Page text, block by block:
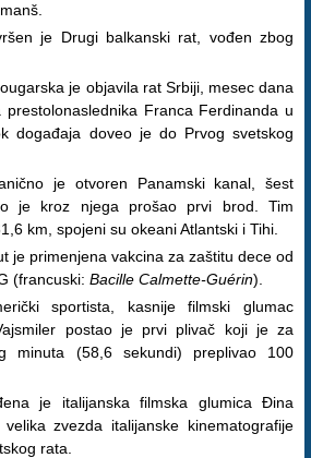
je Drugi balkanski rat, vođen zbog
je objavila rat Srbiji, mesec dana
prestolonaslednika Franca Ferdinanda u
događaja doveo je do Prvog svetskog
je otvoren Panamski kanal, šest
je kroz njega prošao prvi brod. Tim
km, spojeni su okeani Atlantski i Tihi.
je primenjena vakcina za zaštitu dece od
(francuski: Bacille Calmette-Guérin).
sportista, kasnije filmski glumac
postao je prvi plivač koji je za
minuta (58,6 sekundi) preplivao 100
je italijanska filmska glumica Đina
zvezda italijanske kinematografije
rata.